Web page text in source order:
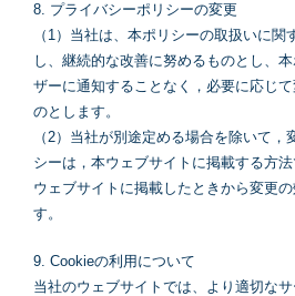
8. プライバシーポリシーの変更
（1）当社は、本ポリシーの取扱いに関
し、継続的な改善に努めるものとし、
ザーに通知することなく，必要に応じ
のとします。
（2）当社が別途定める場合を除いて，
シーは，本ウェブサイトに掲載する方
ウェブサイトに掲載したときから変更
す。
9. Cookieの利用について
当社のウェブサイトでは、より適切な